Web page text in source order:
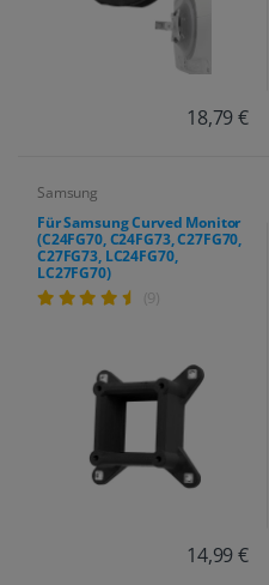
18,79 €
Samsung
Für Samsung Curved Monitor
(C24FG70, C24FG73, C27FG70,
C27FG73, LC24FG70,
LC27FG70)
(9)
14,99 €